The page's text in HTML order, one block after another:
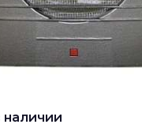
наличии